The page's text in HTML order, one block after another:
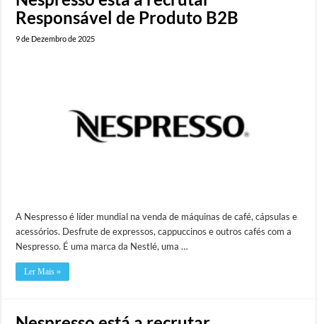
Responsável de Produto B2B
9 de Dezembro de 2025
A Nespresso é líder mundial na venda de máquinas de café, cápsulas e
acessórios. Desfrute de expressos, cappuccinos e outros cafés com a
Nespresso. É uma marca da Nestlé, uma …
Ler Mais »